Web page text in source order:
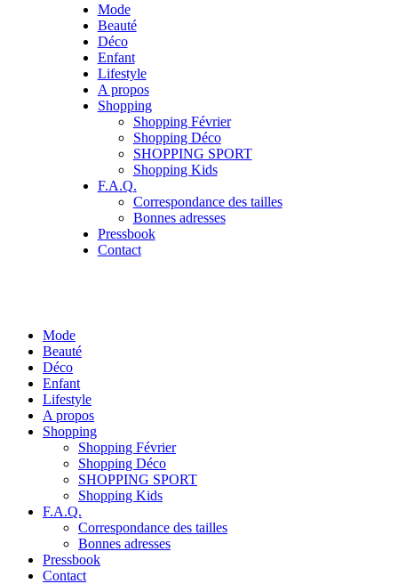
Mode
Beauté
Déco
Enfant
Lifestyle
A propos
Shopping
Shopping Février
Shopping Déco
SHOPPING SPORT
Shopping Kids
F.A.Q.
Correspondance des tailles
Bonnes adresses
Pressbook
Contact
Mode
Beauté
Déco
Enfant
Lifestyle
A propos
Shopping
Shopping Février
Shopping Déco
SHOPPING SPORT
Shopping Kids
F.A.Q.
Correspondance des tailles
Bonnes adresses
Pressbook
Contact